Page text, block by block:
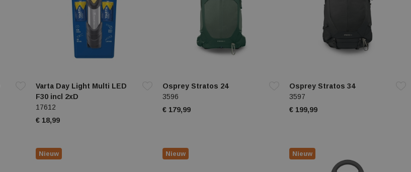
Varta Day Light Multi LED
F30 incl 2xD
17612
€ 18,99
Osprey Stratos 24
3596
€ 179,99
Osprey Stratos 34
3597
€ 199,99
Nieuw Nieuw Nieuw